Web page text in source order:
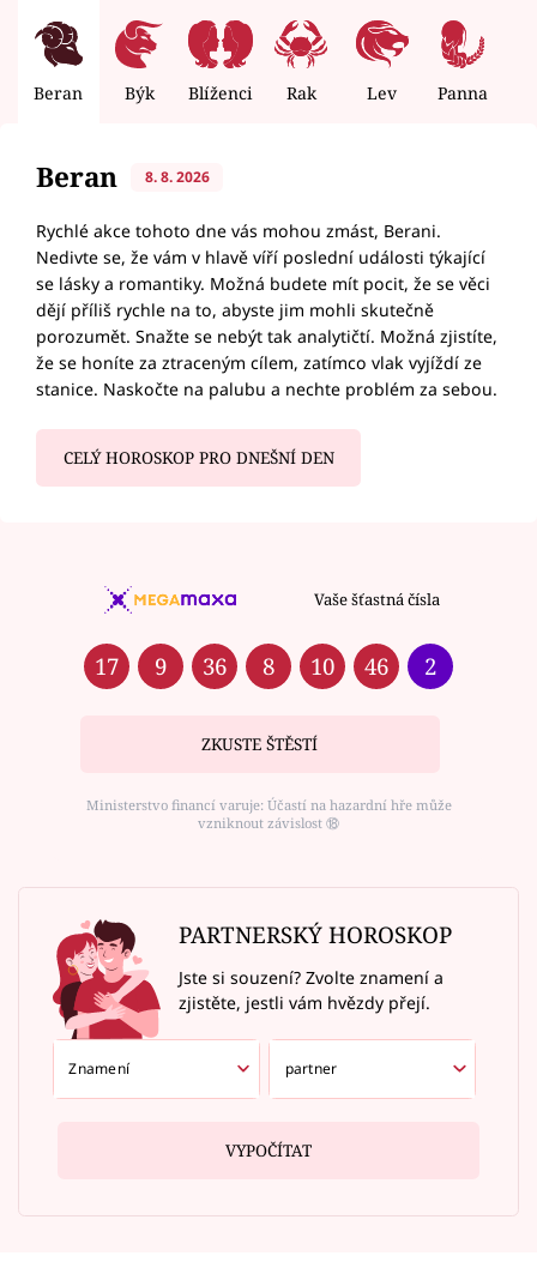
Beran Býk Blíženci Rak Lev Panna
Beran 8. 8. 2026
Rychlé akce tohoto dne vás mohou zmást, Berani.
Nedivte se, že vám v hlavě víří poslední události týkající
se lásky a romantiky. Možná budete mít pocit, že se věci
dějí příliš rychle na to, abyste jim mohli skutečně
porozumět. Snažte se nebýt tak analytičtí. Možná zjistíte,
že se honíte za ztraceným cílem, zatímco vlak vyjíždí ze
stanice. Naskočte na palubu a nechte problém za sebou.
CELÝ HOROSKOP PRO DNEŠNÍ DEN
Vaše šťastná čísla
17 9 36 8 10 46 2
ZKUSTE ŠTĚSTÍ
Ministerstvo financí varuje: Účastí na hazardní hře může
vzniknout závislost ⑱
PARTNERSKÝ HOROSKOP
Jste si souzení? Zvolte znamení a
zjistěte, jestli vám hvězdy přejí.
VYPOČÍTAT